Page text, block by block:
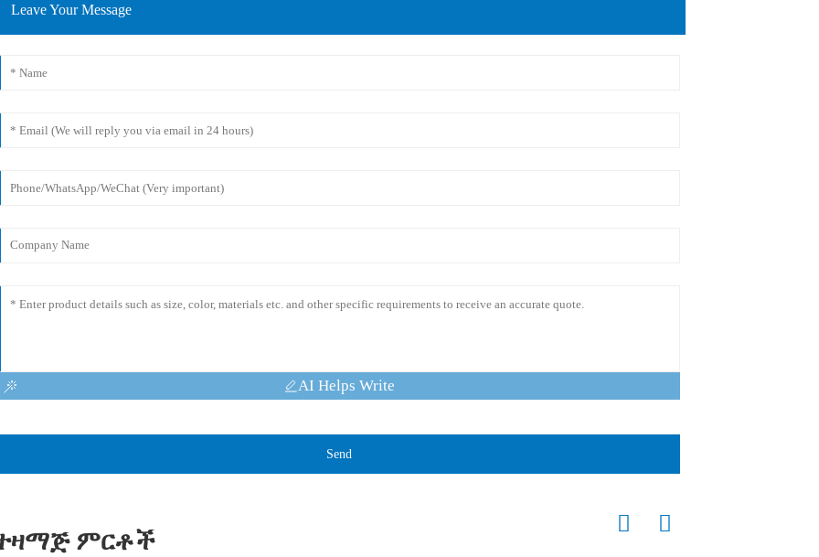
Leave Your Message
AI Helps Write
Send
ምርቶች